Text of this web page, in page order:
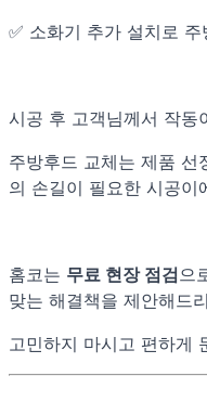
✅ 소화기 추가 설치로
시공 후 고객님께서 작동
주방후드 교체는 제품 선
의 손길이 필요한 시공이
홈코는 무료 현장 점검으
맞는 해결책을 제안해드
고민하지 마시고 편하게